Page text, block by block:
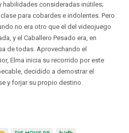
consideradas inútiles;
para cobardes e indolentes. Pero
no era otro que el del videojuego
y el Caballero Pesado era, en
de todas. Aprovechando el
Elma inicia su recorrido por este
decidido a demostrar el
y forjar su propio destino.